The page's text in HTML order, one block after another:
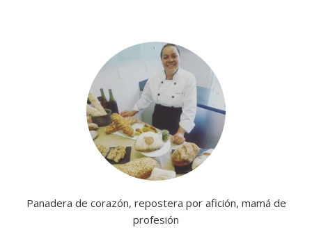
Panadera de corazón, repostera por afición, mamá de
profesión